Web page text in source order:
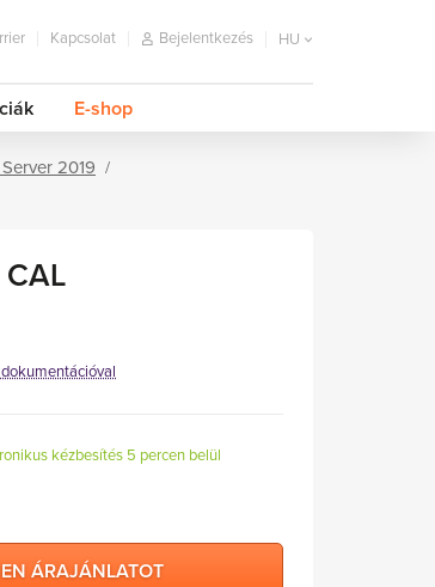
Kapcsolat Bejelentkezés HU
E-shop
2019
kézbesítés 5 percen belül
ÁRAJÁNLATOT